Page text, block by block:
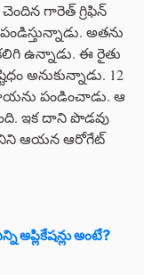
గారెత్ గ్రిఫిన్
అతను
ఉన్నాడు. ఈ రైతు
అనుకున్నాడు. 12
పండించాడు. ఆ
ఇక దాని పొడవు
ఆయన ఆరోగేట్
అప్లికేషన్లు అంటే?